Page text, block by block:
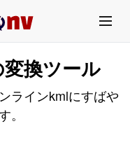
換ツール
ラインkmlにすばや
。